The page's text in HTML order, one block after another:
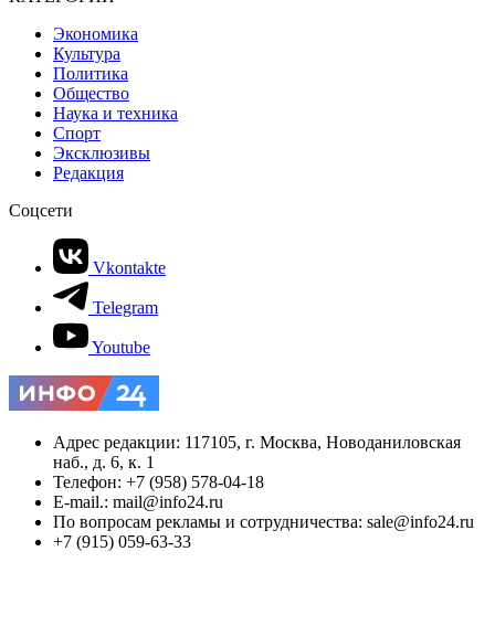
Экономика
Культура
Политика
Общество
Наука и техника
Спорт
Эксклюзивы
Редакция
Соцсети
Vkontakte
Telegram
Youtube
Адрес редакции: 117105, г. Москва, Новоданиловская
наб., д. 6, к. 1
Телефон: +7 (958) 578-04-18
E-mail.: mail@info24.ru
По вопросам рекламы и сотрудничества: sale@info24.ru
+7 (915) 059-63-33